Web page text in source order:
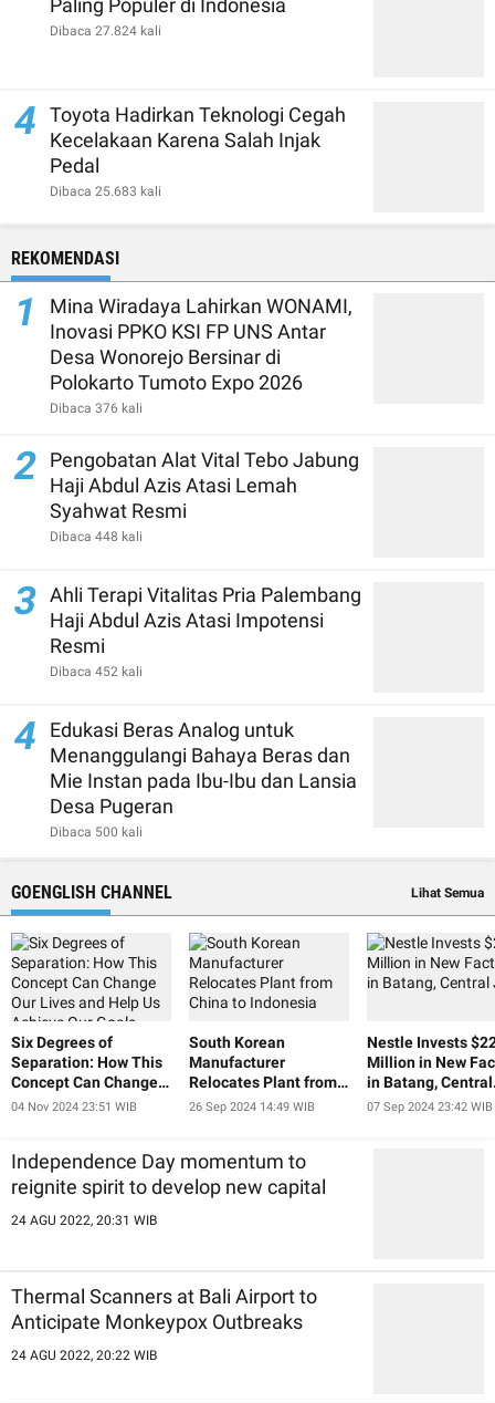
Dibaca 27.824 kali
4
Toyota Hadirkan Teknologi Cegah
Kecelakaan Karena Salah Injak
Pedal
Dibaca 25.683 kali
REKOMENDASI
1
Mina Wiradaya Lahirkan WONAMI,
Inovasi PPKO KSI FP UNS Antar
Desa Wonorejo Bersinar di
Polokarto Tumoto Expo 2026
Dibaca 376 kali
2
Pengobatan Alat Vital Tebo Jabung
Haji Abdul Azis Atasi Lemah
Syahwat Resmi
Dibaca 448 kali
3 Ahli Terapi Vitalitas Pria Palembang
Haji Abdul Azis Atasi Impotensi
Resmi
Dibaca 452 kali
4
Edukasi Beras Analog untuk
Menanggulangi Bahaya Beras dan
Mie Instan pada Ibu-Ibu dan Lansia
Desa Pugeran
Dibaca 500 kali
GOENGLISH CHANNEL Lihat Semua
Six Degrees of
Separation: How This
Concept Can Change
Our Lives and Help Us
04 Nov 2024 23:51 WIB
South Korean
Manufacturer
Relocates Plant from
China to Indonesia
26 Sep 2024 14:49 WIB
Nestle Invests
Million in New
in Batang, Central
Java
07 Sep 2024 23:42 WIB
Independence Day momentum to
reignite spirit to develop new capital
24 AGU 2022, 20:31 WIB
Thermal Scanners at Bali Airport to
Anticipate Monkeypox Outbreaks
24 AGU 2022, 20:22 WIB